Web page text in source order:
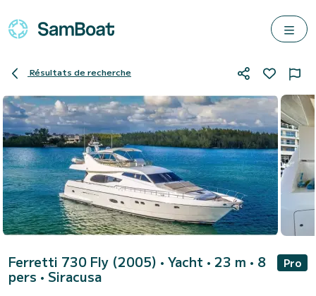
Résultats de recherche
Ferretti 730 Fly (2005) • Yacht • 23 m • 8
pers • Siracusa
Pro